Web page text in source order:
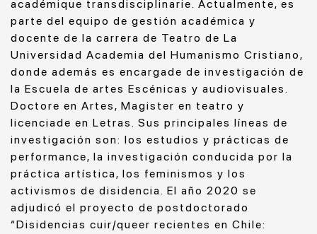
académique transdisciplinarie. Actualmente, es
parte del equipo de gestión académica y
docente de la carrera de Teatro de La
Universidad Academia del Humanismo Cristiano,
donde además es encargade de investigación de
la Escuela de artes Escénicas y audiovisuales.
Doctore en Artes, Magister en teatro y
licenciade en Letras. Sus principales líneas de
investigación son: los estudios y prácticas de
performance, la investigación conducida por la
práctica artística, los feminismos y los
activismos de disidencia. El año 2020 se
adjudicó el proyecto de postdoctorado
“Disidencias cuir/queer recientes en Chile: